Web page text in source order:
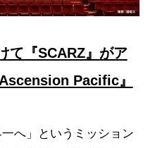
て『SCARZ』がア
Pacific』
へ」というミッション